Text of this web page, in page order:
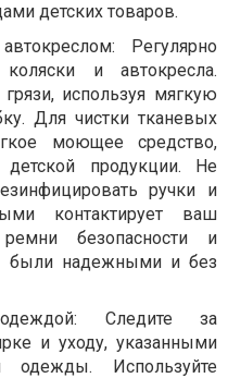
детских товаров.
Регулярно
коляски и автокресла.
используя мягкую
Для чистки тканевых
моющее средство,
продукции. Не
ручки и
контактирует ваш
безопасности и
были надежными и без
Следите за
и уходу, указанными
одежды. Используйте